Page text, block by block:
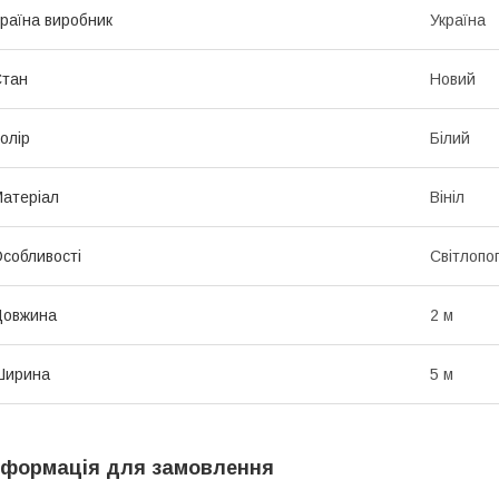
виробник Україна
Новий
Білий
Вініл
2 м
5 м
для замовлення